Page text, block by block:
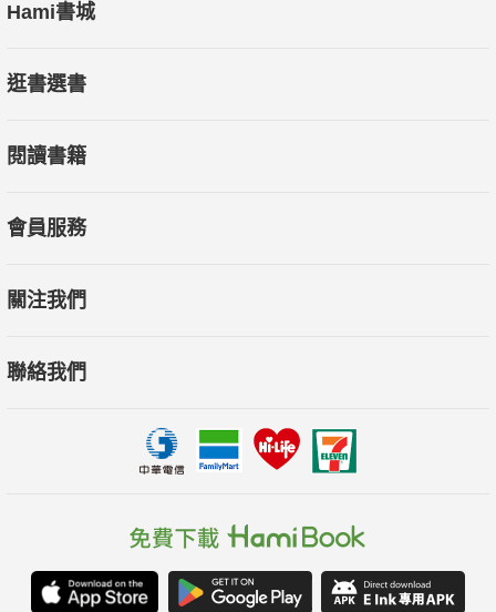
Hami書城
逛書選書
閱讀書籍
會員服務
關注我們
聯絡我們